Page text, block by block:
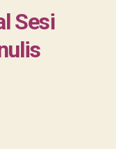
Sesi